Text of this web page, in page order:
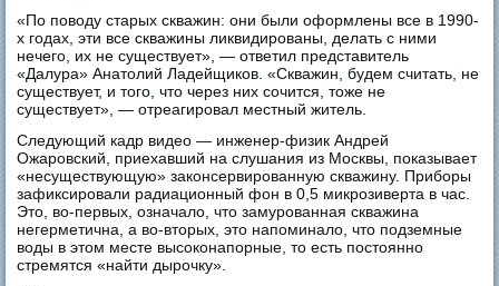
«По поводу старых скважин: они были оформлены все в 1990-
х годах, эти все скважины ликвидированы, делать с ними
нечего, их не существует», — ответил представитель
«Далура» Анатолий Ладейщиков. «Скважин, будем считать, не
существует, и того, что через них сочится, тоже не
существует», — отреагировал местный житель.
Следующий кадр видео — инженер-физик Андрей
Ожаровский, приехавший на слушания из Москвы, показывает
«несуществующую» законсервированную скважину. Приборы
зафиксировали радиационный фон в 0,5 микрозиверта в час.
Это, во-первых, означало, что замурованная скважина
негерметична, а во-вторых, это напоминало, что подземные
воды в этом месте высоконапорные, то есть постоянно
стремятся «найти дырочку».